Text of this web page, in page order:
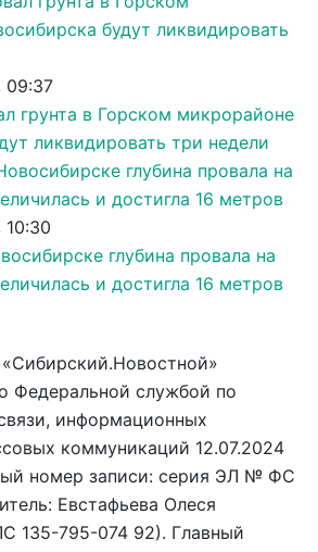
09:37
грунта в Горском микрорайоне
ликвидировать три недели
глубина провала на
и достигла 16 метров
Федеральной службой по
информационных
коммуникаций 12.07.2024
номер записи: серия ЭЛ № ФС
Евстафьева Олеся
135-795-074 92). Главный